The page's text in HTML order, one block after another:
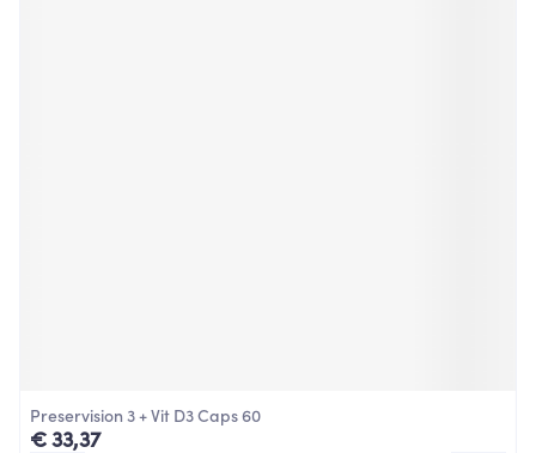
Preservision 3 + Vit D3 Caps 60
€ 33,37